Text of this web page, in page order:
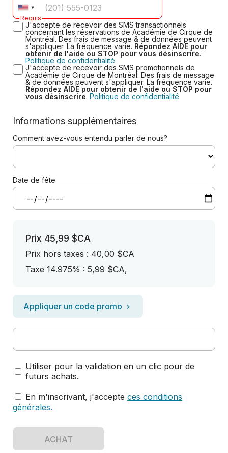
Requis
J'accepte de recevoir des SMS transactionnels
concernant les réservations de Académie de Cirque de
Montréal. Des frais de message & de données peuvent
s'appliquer. La fréquence varie. Répondez AIDE pour
obtenir de l'aide ou STOP pour vous désinscrire.
Politique de confidentialité
J'accepte de recevoir des SMS promotionnels de
Académie de Cirque de Montréal. Des frais de message
& de données peuvent s'appliquer. La fréquence varie.
Répondez AIDE pour obtenir de l'aide ou STOP pour
vous désinscrire. Politique de confidentialité
Informations supplémentaires
Comment avez-vous entendu parler de nous?
Date de fête
Prix 45,99 $CA
Prix ​​hors taxes : 40,00 $CA
Taxe 14.975% : 5,99 $CA,
Appliquer un code promo
Utiliser pour la validation en un clic pour de
futurs achats.
En m'inscrivant, j'accepte ces conditions
générales.
ACHAT